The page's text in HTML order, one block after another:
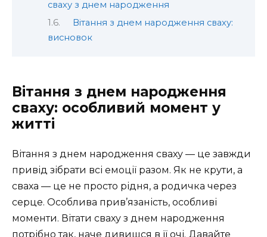
сваху з днем народження
Вітання з днем народження сваху:
висновок
Вітання з днем народження
сваху: особливий момент у
житті
Вітання з днем народження сваху — це завжди
привід зібрати всі емоції разом. Як не крути, а
сваха — це не просто рідня, а родичка через
серце. Особлива прив’язаність, особливі
моменти. Вітати сваху з днем народження
потрібно так, наче дивишся в її очі. Давайте